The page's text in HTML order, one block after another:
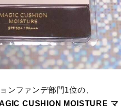
ンファンデ部門1位の、
CUSHION MOISTURE マ